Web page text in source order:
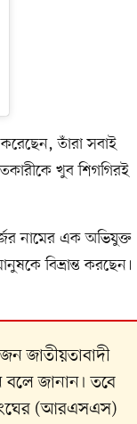
তাঁরা সবাই
খুব শিগগিরই
নামের এক অভিযুক্ত
বিভ্রান্ত করছেন।
জাতীয়তাবাদী
জানান। তবে
সংঘের (আরএসএস)